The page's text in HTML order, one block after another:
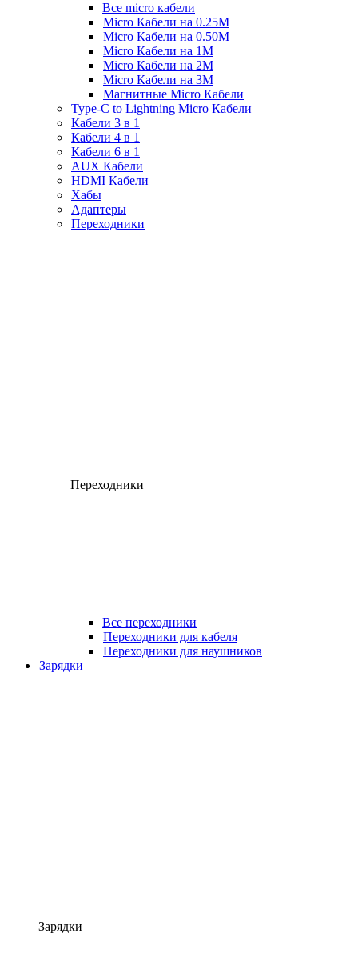
Все micro кабели
Micro Кабели на 0.25М
Micro Кабели на 0.50М
Micro Кабели на 1М
Micro Кабели на 2М
Micro Кабели на 3М
Магнитные Micro Кабели
Type-C to Lightning Micro Кабели
Кабели 3 в 1
Кабели 4 в 1
Кабели 6 в 1
AUX Кабели
HDMI Кабели
Хабы
Адаптеры
Переходники
Переходники
Все переходники
Переходники для кабеля
Переходники для наушников
Зарядки
Зарядки